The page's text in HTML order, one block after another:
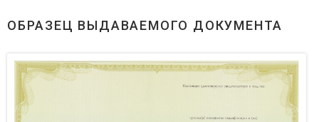
ОБРАЗЕЦ ВЫДАВАЕМОГО ДОКУМЕНТА